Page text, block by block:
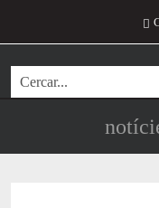
Cerca